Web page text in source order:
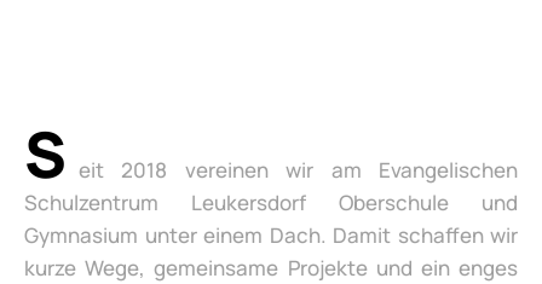
S eit 2018 vereinen wir am Evangelischen
Schulzentrum Leukersdorf Oberschule und
Gymnasium unter einem Dach. Damit schaffen wir
kurze Wege, gemeinsame Projekte und ein enges